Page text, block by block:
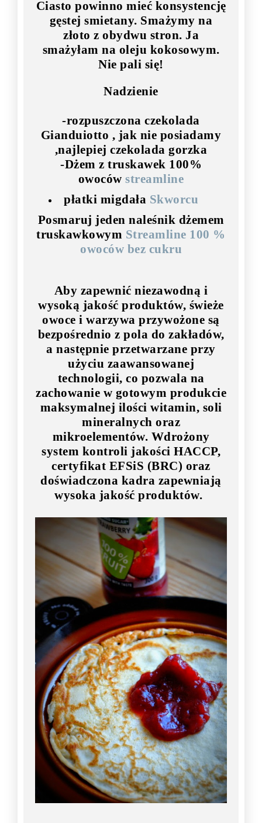
Ciasto powinno mieć konsystencję
gęstej smietany. Smażymy na
złoto z obydwu stron. Ja
smażyłam na oleju kokosowym.
Nie pali się!
Nadzienie
-rozpuszczona czekolada
Gianduiotto , jak nie posiadamy
,najlepiej czekolada gorzka
-Dżem z truskawek 100%
owocówstreamline
płatki migdała Skworcu
Posmaruj jeden naleśnik dżemem
truskawkowym Streamline 100 %
owoców bez cukru
Aby zapewnić niezawodną i
wysoką jakość produktów, świeże
owoce i warzywa przywożone są
bezpośrednio z pola do zakładów,
a następnie przetwarzane przy
użyciu zaawansowanej
technologii, co pozwala na
zachowanie w gotowym produkcie
maksymalnej ilości witamin, soli
mineralnych oraz
mikroelementów. Wdrożony
system kontroli jakości HACCP,
certyfikat EFSiS (BRC) oraz
doświadczona kadra zapewniają
wysoka jakość produktów.